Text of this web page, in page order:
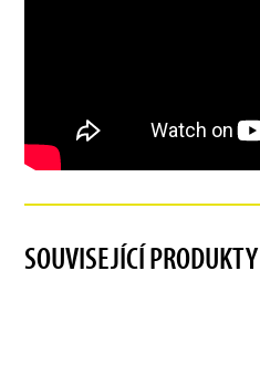
SOUVISEJÍCÍ PRODUKTY